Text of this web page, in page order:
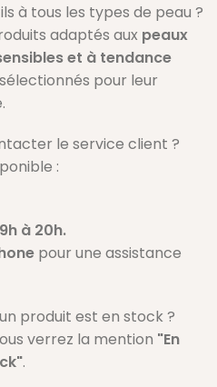
à tous les types de peau ?
adaptés aux peaux
et à tendance
pour leur
le service client ?
:
à 20h.
pour une assistance
produit est en stock ?
verrez la mention "En
.